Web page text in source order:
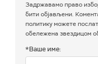
Задржавамо право
бити објављени.
политику можете
обележена звездицом
*Ваше име: